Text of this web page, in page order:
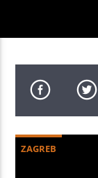
ZAGREB